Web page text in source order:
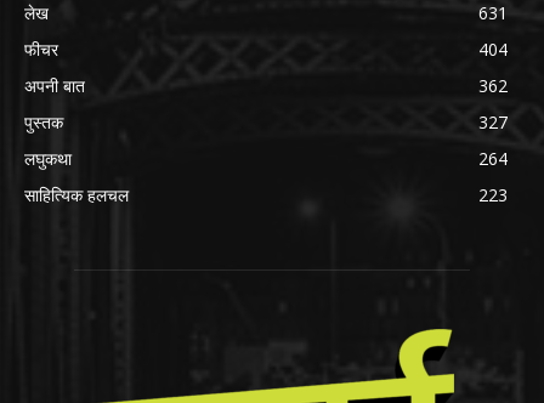
लेख
631
फीचर
404
अपनी बात
362
पुस्तक
327
लघुकथा
264
साहित्यिक हलचल
223